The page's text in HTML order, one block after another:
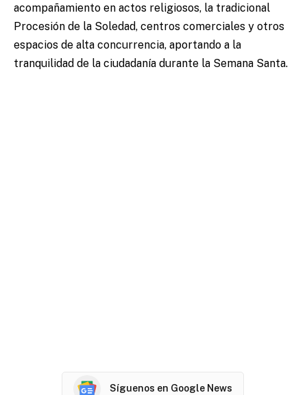
acompañamiento en actos religiosos, la tradicional
Procesión de la Soledad, centros comerciales y otros
espacios de alta concurrencia, aportando a la
tranquilidad de la ciudadanía durante la Semana Santa.
Síguenos en Google News